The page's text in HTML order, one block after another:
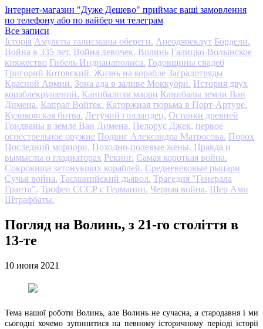
Інтернет-магазин "Дуже Дешево" приймає ваші замовлення
по телефону або по вайбер чи телеграм
Все записи
Історія Амулеты талисманы обереги. Ареодяреклут Бордели.
Война в 335 лет. Война девочек. Волинь Галицко-Волынское
княжество Гибель Индианаполиса. Годовщины свадеб
Григорий Котовский. Жизнь на корабле Заградотряды
Красной Армии. Зона ада в заливе Моккуори. История двух
кораблекрушений. Канибализм маори Канибалы земли Ван
Димена. Капрал Войтек. Каторжная тюрьма в Порт-Артуре.
Куликовская битва. Летучий голландец. Останки древней
Гондваны в земле Ван Димена. Пелорус Джек. первое
огнестрельное оружие Подвиг Александра Матросова. Порох
Последний мориори. Походно-полевые жены. Правда и
вымыслы о гладиаторах Рекинг. Самая короткая война.
Сокровища затонувших кораблей. Средневековые рыцари
Сучья война. Тасманийский дьявол. Трагедия "Генерала
Гранта". Трофеи СССР с Германии. Черная война. Шер Ами
Штрафбаты.
Погляд на Волинь, з 21-го століття в
13-те
10 июня 2021
Тема нашої роботи Волинь, але Волинь не сучасна, а стародавня і ми
сьогодні хочемо зупинитися на певному історичному періоді історії